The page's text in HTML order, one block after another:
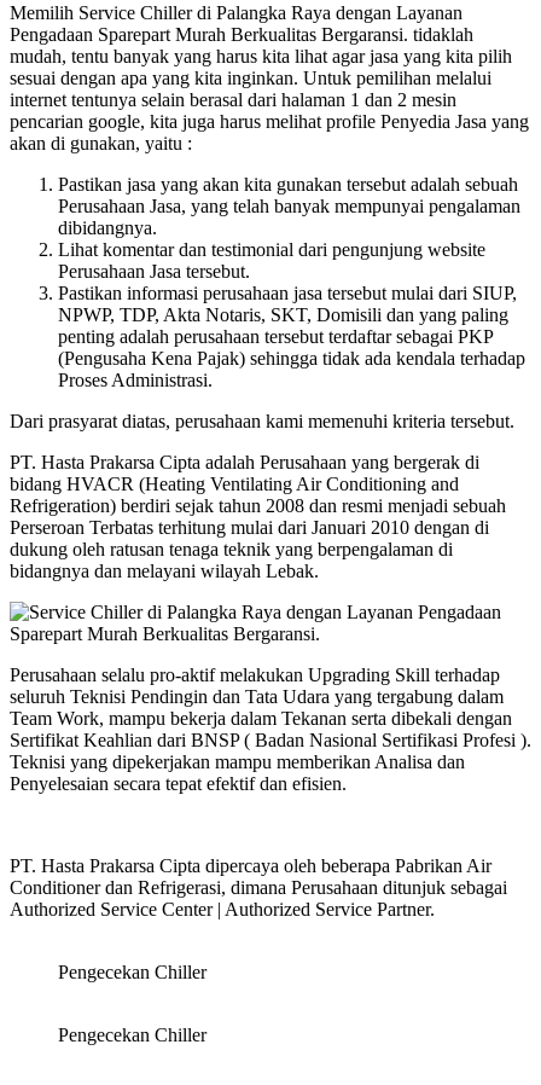
Memilih Service Chiller di Palangka Raya dengan Layanan
Pengadaan Sparepart Murah Berkualitas Bergaransi. tidaklah
mudah, tentu banyak yang harus kita lihat agar jasa yang kita pilih
sesuai dengan apa yang kita inginkan. Untuk pemilihan melalui
internet tentunya selain berasal dari halaman 1 dan 2 mesin
pencarian google, kita juga harus melihat profile Penyedia Jasa yang
akan di gunakan, yaitu :
Pastikan jasa yang akan kita gunakan tersebut adalah sebuah
Perusahaan Jasa, yang telah banyak mempunyai pengalaman
dibidangnya.
Lihat komentar dan testimonial dari pengunjung website
Perusahaan Jasa tersebut.
Pastikan informasi perusahaan jasa tersebut mulai dari SIUP,
NPWP, TDP, Akta Notaris, SKT, Domisili dan yang paling
penting adalah perusahaan tersebut terdaftar sebagai PKP
(Pengusaha Kena Pajak) sehingga tidak ada kendala terhadap
Proses Administrasi.
Dari prasyarat diatas, perusahaan kami memenuhi kriteria tersebut.
PT. Hasta Prakarsa Cipta adalah Perusahaan yang bergerak di
bidang HVACR (Heating Ventilating Air Conditioning and
Refrigeration) berdiri sejak tahun 2008 dan resmi menjadi sebuah
Perseroan Terbatas terhitung mulai dari Januari 2010 dengan di
dukung oleh ratusan tenaga teknik yang berpengalaman di
bidangnya dan melayani wilayah Lebak.
Perusahaan selalu pro-aktif melakukan Upgrading Skill terhadap
seluruh Teknisi Pendingin dan Tata Udara yang tergabung dalam
Team Work, mampu bekerja dalam Tekanan serta dibekali dengan
Sertifikat Keahlian dari BNSP ( Badan Nasional Sertifikasi Profesi ).
Teknisi yang dipekerjakan mampu memberikan Analisa dan
Penyelesaian secara tepat efektif dan efisien.
PT. Hasta Prakarsa Cipta dipercaya oleh beberapa Pabrikan Air
Conditioner dan Refrigerasi, dimana Perusahaan ditunjuk sebagai
Authorized Service Center | Authorized Service Partner.
Pengecekan Chiller
Pengecekan Chiller